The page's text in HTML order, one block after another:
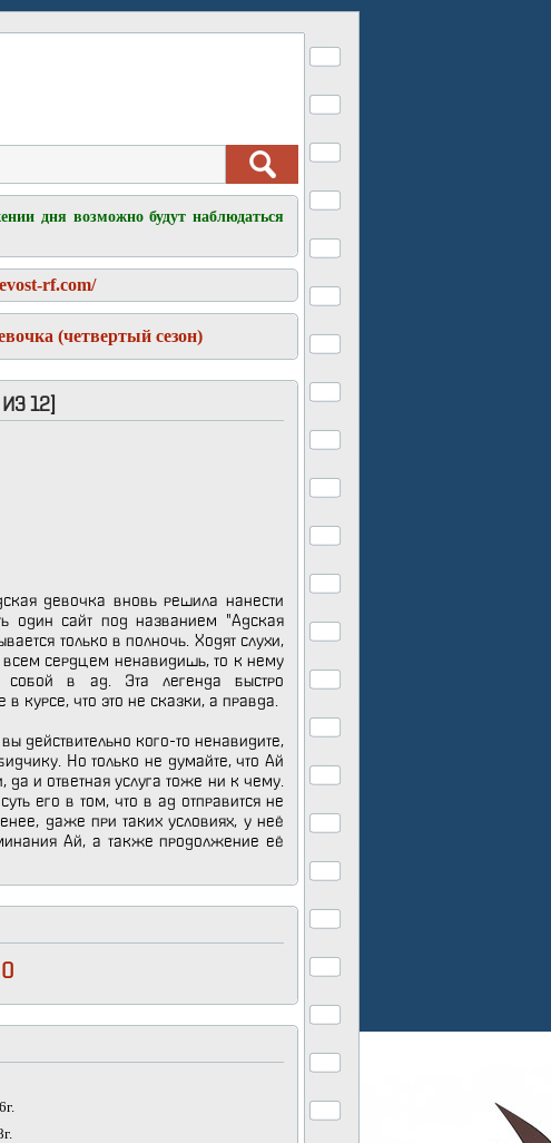
дня возможно будут наблюдаться
rf.com/
(четвертый сезон)
12]
девочка вновь решила нанести
один сайт под названием "Адская
только в полночь. Ходят слухи,
всем сердцем ненавидишь, то к нему
в ад. Эта легенда быстро
курсе, что это не сказки, а правда.
действительно кого-то ненавидите,
Но только не думайте, что Ай
да и ответная услуга тоже ни к чему.
его в том, что в ад отправится не
даже при таких условиях, у неё
Ай, а также продолжение её
0